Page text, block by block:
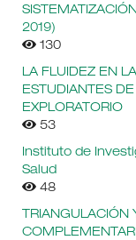
2019)
130
LA FLUIDEZ EN
ESTUDIANTES
EXPLORATORIO
53
Instituto de
Salud
48